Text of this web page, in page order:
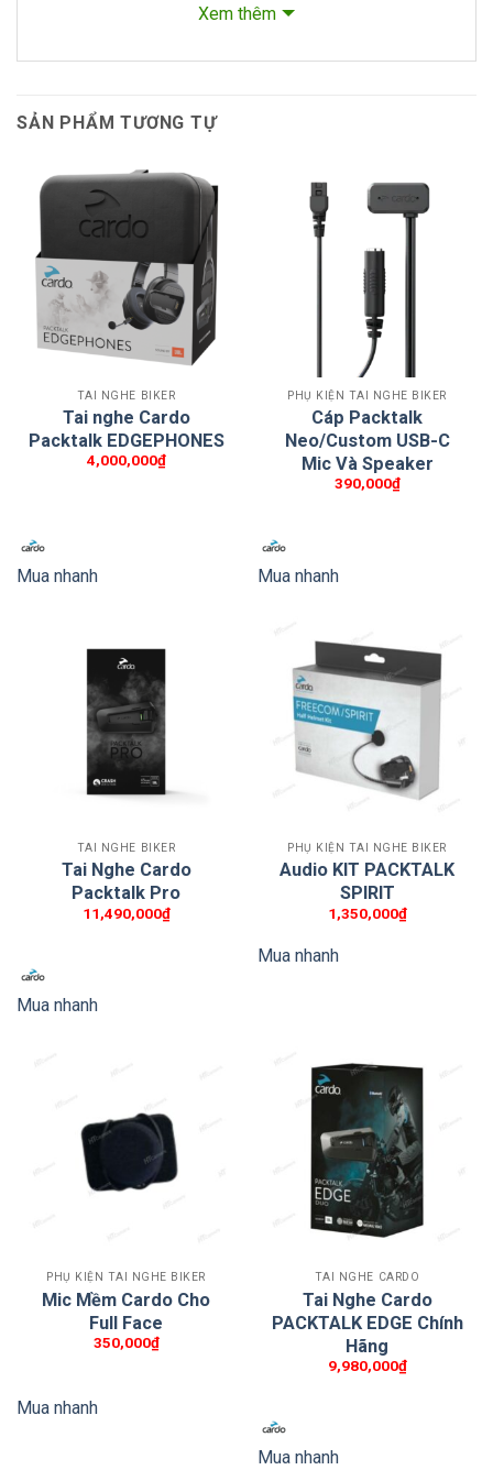
mũ bảo hiểm nửa đầu)
Lưu ý: Thiết bị bluetooth Freecom/Spirit được bán
Xem thêm
SẢN PHẨM TƯƠNG TỰ
TAI NGHE BIKER
Tai nghe Cardo
Packtalk EDGEPHONES
4,000,000₫
Mua nhanh
PHỤ KIỆN TAI NGHE BIKER
Cáp Packtalk
Neo/Custom USB-С
Mic Và Speaker
390,000₫
Mua nhanh
TAI NGHE BIKER
Tai Nghe Cardo
Packtalk Pro
11,490,000₫
Mua nhanh
PHỤ KIỆN TAI NGHE BIKER
Audio KIT PACKTALK
SPIRIT
1,350,000₫
Mua nhanh
PHỤ KIỆN TAI NGHE BIKER
Mic Mềm Cardo Cho
Full Face
350,000₫
Mua nhanh
TAI NGHE CARDO
Tai Nghe Cardo
PACKTALK EDGE Chính
Hãng
9,980,000₫
Mua nhanh